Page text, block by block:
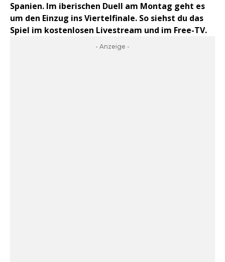
Spanien. Im iberischen Duell am Montag geht es
um den Einzug ins Viertelfinale. So siehst du das
Spiel im kostenlosen Livestream und im Free-TV.
- Anzeige -